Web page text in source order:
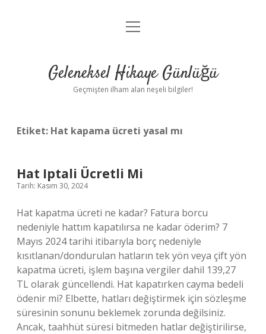
Anasayfa
Yasal Uyarı
menüyü
Geleneksel Hikaye Günlüğü
Geçmişten ilham alan neşeli bilgiler!
Etiket: Hat kapama ücreti yasal mı
Hat Iptali Ücretli Mi
Tarih: Kasım 30, 2024
Hat kapatma ücreti ne kadar? Fatura borcu
nedeniyle hattım kapatılırsa ne kadar öderim? 7
Mayıs 2024 tarihi itibarıyla borç nedeniyle
kısıtlanan/dondurulan hatların tek yön veya çift yön
kapatma ücreti, işlem başına vergiler dahil 139,27
TL olarak güncellendi. Hat kapatırken cayma bedeli
ödenir mi? Elbette, hatları değiştirmek için sözleşme
süresinin sonunu beklemek zorunda değilsiniz.
Ancak, taahhüt süresi bitmeden hatlar değiştirilirse,